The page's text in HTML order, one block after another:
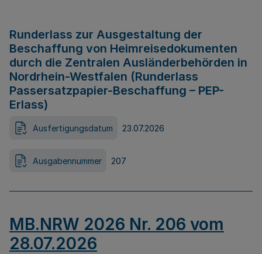
Runderlass zur Ausgestaltung der
Beschaffung von Heimreisedokumenten
durch die Zentralen Ausländerbehörden in
Nordrhein-Westfalen (Runderlass
Passersatzpapier-Beschaffung – PEP-
Erlass)
Ausfertigungsdatum 23.07.2026
Ausgabennummer 207
MB.NRW 2026 Nr. 206 vom
28.07.2026